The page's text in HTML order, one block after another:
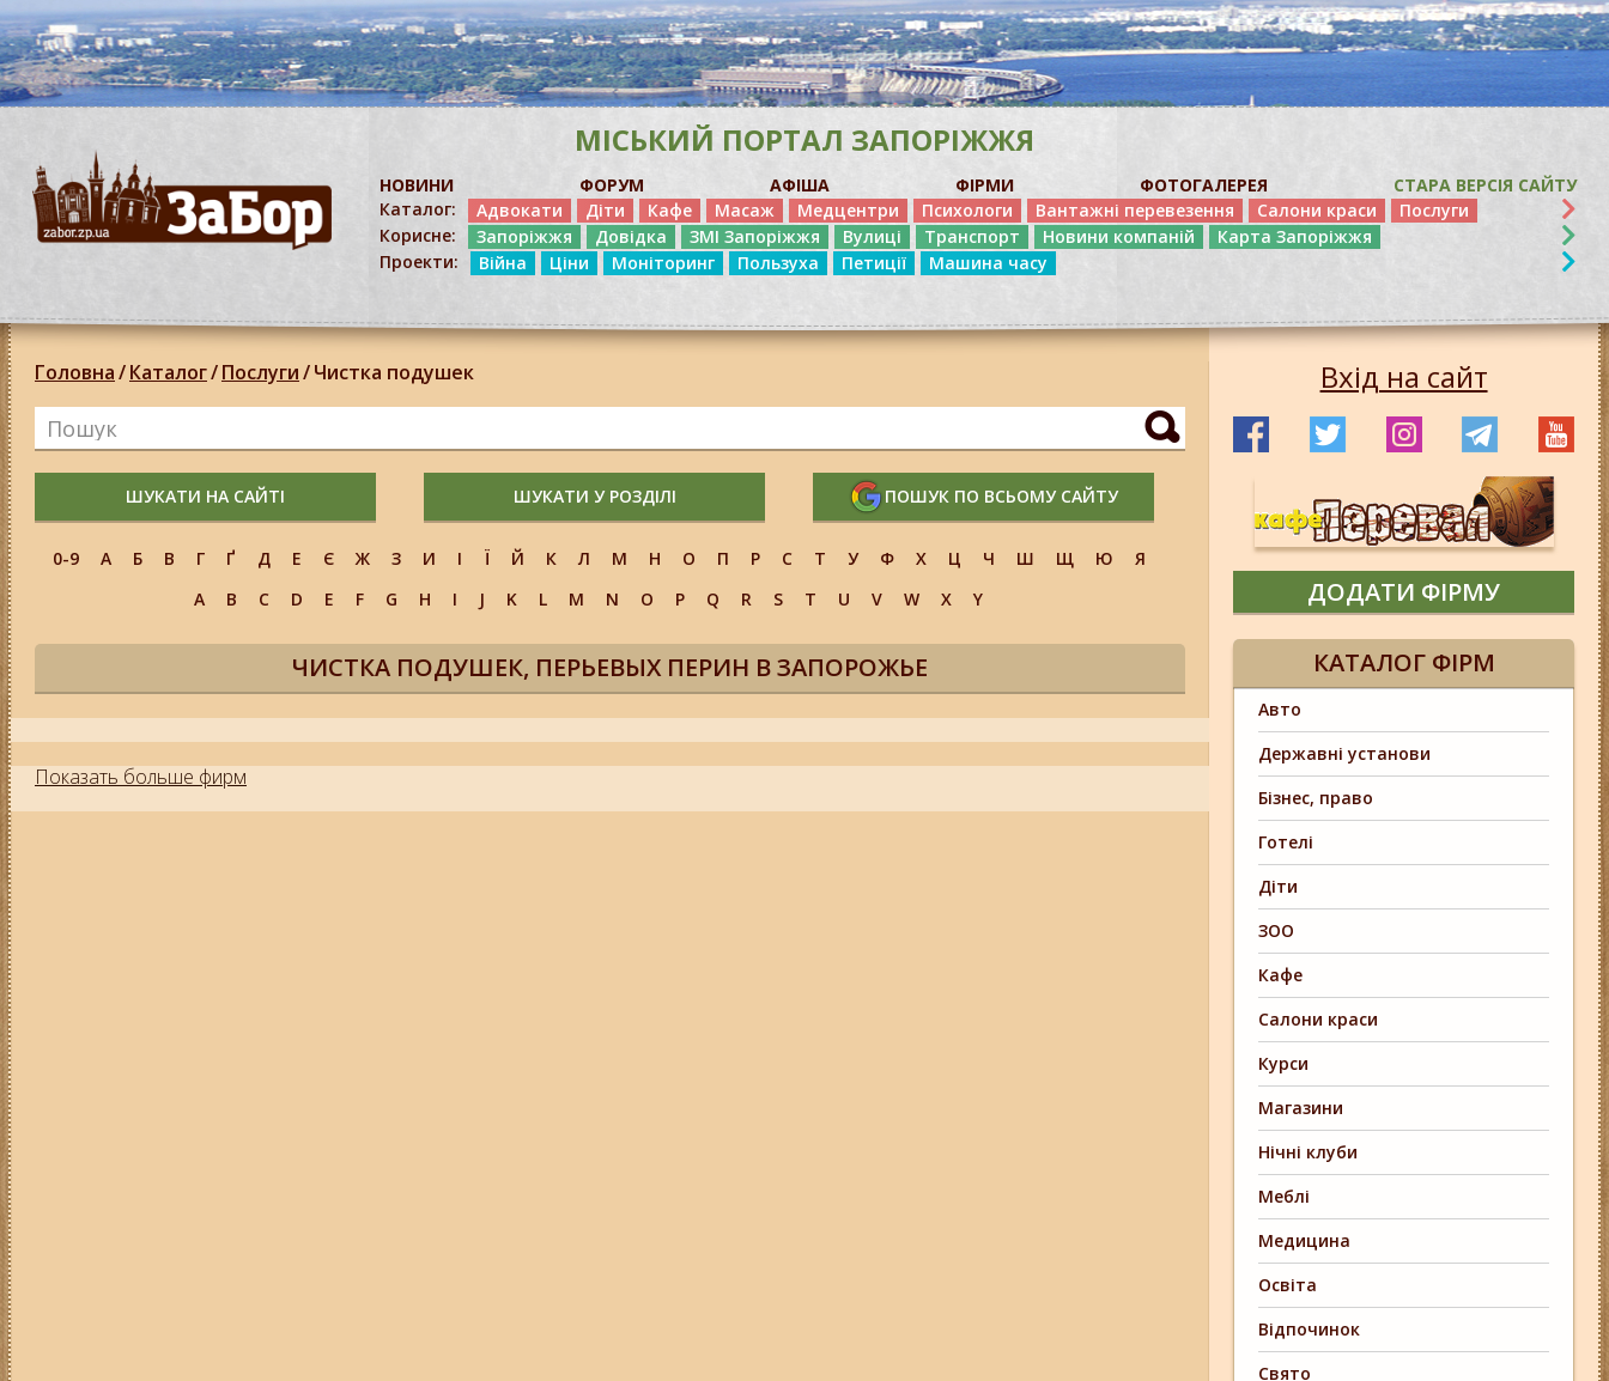
МІСЬКИЙ ПОРТАЛ ЗАПОРІЖЖЯ
НОВИНИ ФОРУМ АФІША ФІРМИ ФОТОГАЛЕРЕЯ
СТАРА ВЕРСІЯ САЙТУ
Каталог:
Адвокати Діти Кафе Масаж Медцентри Психологи Вантажні перевезення Салони краси
Послуги
Корисне:
Запоріжжя Довідка ЗМІ Запоріжжя Вулиці Транспорт Новини компаній
Карта Запоріжжя
Проекти:
Війна Ціни Моніторинг Пользуха Петиції Машина часу
Головна/Каталог/Послуги/Чистка подушек
ШУКАТИ НА САЙТІ ШУКАТИ У РОЗДІЛІ ПОШУК ПО ВСЬОМУ САЙТУ
0-9 А Б В Г Ґ Д Е Є Ж З И І Ї Й К Л М Н О П Р С Т У Ф Х Ц Ч Ш Щ Ю
Я
A
B C D E F G H I J K L M N O P Q R S T U V W X Y
ЧИСТКА ПОДУШЕК, ПЕРЬЕВЫХ ПЕРИН В ЗАПОРОЖЬЕ
Показать больше фирм
Вхід на сайт
ДОДАТИ ФІРМУ
КАТАЛОГ ФІРМ
Авто
Державні установи
Бізнес, право
Готелі
Діти
ЗОО
Кафе
Салони краси
Курси
Магазини
Нічні клуби
Меблі
Медицина
Освіта
Відпочинок
Свято